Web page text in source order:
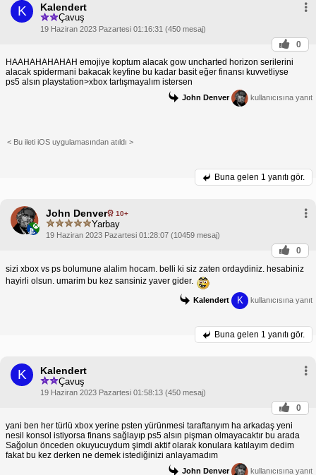
K Kalendert
Çavuş
19 Haziran 2023 Pazartesi 01:16:31 (450 mesaj)
0
HAAHAHAHAHAH emojiye koptum alacak gow uncharted horizon serilerini
alacak spidermani bakacak keyfine bu kadar basit eğer finansı kuvvetliyse
ps5 alsın playstation>xbox tartışmayalım istersen
John Denver kullanıcısına yanıt
< Bu ileti iOS uygulamasından atıldı >
Buna gelen 1 yanıtı gör.
John Denver 10+
Yarbay
19 Haziran 2023 Pazartesi 01:28:07 (10459 mesaj)
0
sizi xbox vs ps bolumune alalim hocam. belli ki siz zaten ordaydiniz. hesabiniz
hayirli olsun. umarim bu kez sansiniz yaver gider.
Kalendert K kullanıcısına yanıt
Buna gelen 1 yanıtı gör.
K Kalendert
Çavuş
19 Haziran 2023 Pazartesi 01:58:13 (450 mesaj)
0
yani ben her türlü xbox yerine psten yürünmesi taraftarıyım ha arkadaş yeni
nesil konsol istiyorsa finans sağlayıp ps5 alsın pişman olmayacaktır bu arada
Sağolun önceden okuyucuydum şimdi aktif olarak konulara katılayım dedim
fakat bu kez derken ne demek istediğinizi anlayamadım
John Denver kullanıcısına yanıt